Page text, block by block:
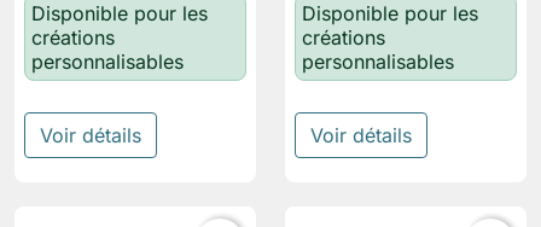
Disponible pour les
créations
personnalisables
Voir détails
Disponible pour les
créations
personnalisables
Voir détails